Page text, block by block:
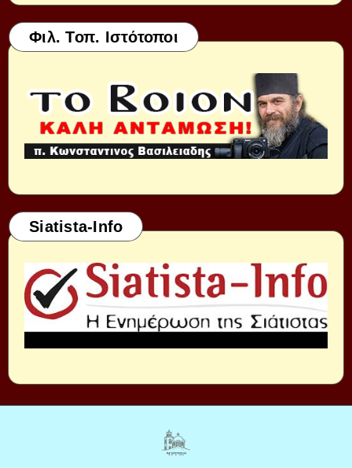
Φιλ. Τοπ. Ιστότοποι
Siatista-Info